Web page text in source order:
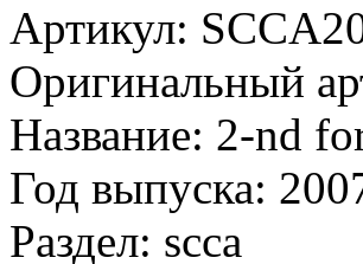
Артикул:
Оригинальный
Название: 2-nd
Год выпуска:
Раздел: scca